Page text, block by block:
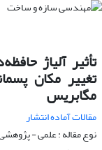
تأثیر آلیاژ
تغییر مکان
مگابریس
مقالات آماده انتشار
نوع مقاله : علمی -